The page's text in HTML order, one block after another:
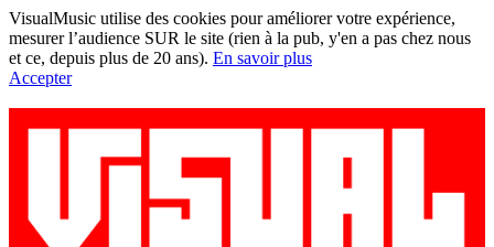
VisualMusic utilise des cookies pour améliorer votre expérience,
mesurer l’audience SUR le site (rien à la pub, y'en a pas chez nous
et ce, depuis plus de 20 ans). En savoir plus
Accepter